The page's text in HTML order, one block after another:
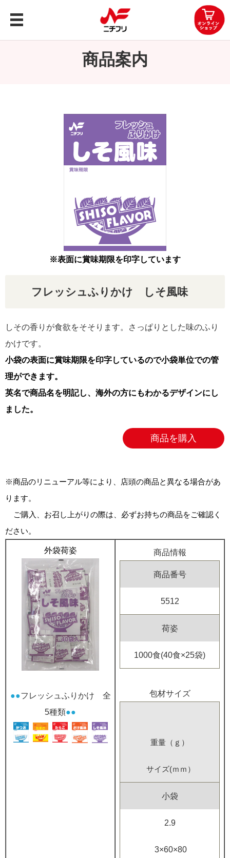
商品案内
※表面に賞味期限を印字しています
フレッシュふりかけ しそ風味
しその香りが食欲をそそります。さっぱりとした味のふり
かけです。
小袋の表面に賞味期限を印字しているので小袋単位での管
理ができます。
英名で商品名を明記し、海外の方にもわかるデザインにし
ました。
商品を購入
※商品のリニューアル等により、店頭の商品と異なる場合があ
ります。
ご購入、お召し上がりの際は、必ずお持ちの商品をご確認く
ださい。
外袋荷姿
●●フレッシュふりかけ 全
5種類●●
商品情報
商品番号
5512
荷姿
1000食(40食×25袋)
包材サイズ
重量（ｇ）
サイズ(ｍｍ）
小袋
2.9
3×60×80